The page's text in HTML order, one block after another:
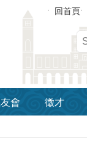
回首頁
會 徵才